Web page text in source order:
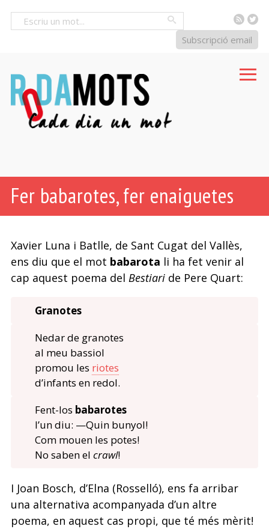
RSS
Subscripció email
Fer babarotes, fer enaiguetes
Xavier Luna i Batlle, de Sant Cugat del Vallès,
ens diu que el mot babarota li ha fet venir al
cap aquest poema del Bestiaride Pere Quart:
Granotes
Nedar de granotes
al meu bassiol
promou les riotes
d’infants en redol.
Fent-los babarotes
l’un diu: —Quin bunyol!
Com mouen les potes!
No saben el crawl!
I Joan Bosch, d’Elna (Rosselló), ens fa arribar
una alternativa acompanyada d’un altre
poema, en aquest cas propi, que té més mèrit!